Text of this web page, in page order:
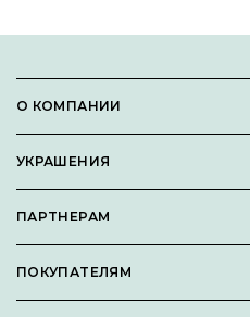
О КОМПАНИИ
Вакансии
УКРАШЕНИЯ
Кольца
ПАРТНЕРАМ
Личный кабинет партнера
ПОКУПАТЕЛЯМ